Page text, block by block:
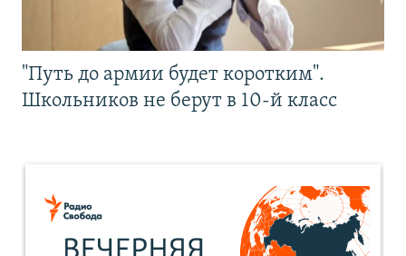
"Путь до армии будет коротким".
Школьников не берут в 10-й класс